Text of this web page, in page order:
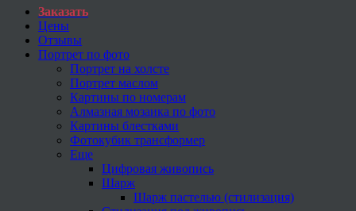
Заказать
Цены
Отзывы
Портрет по фото
Портрет на холсте
Портрет маслом
Картины по номерам
Алмазная мозаика по фото
Картины блестками
Фотокубик трансформер
Еще
Цифровая живопись
Шарж
Шарж пастелью (стилизация)